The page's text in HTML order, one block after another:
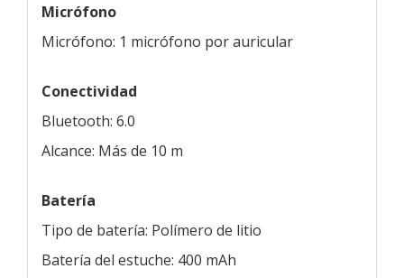
Micrófono
Micrófono: 1 micrófono por auricular
Conectividad
Bluetooth: 6.0
Alcance: Más de 10 m
Batería
Tipo de batería: Polímero de litio
Batería del estuche: 400 mAh